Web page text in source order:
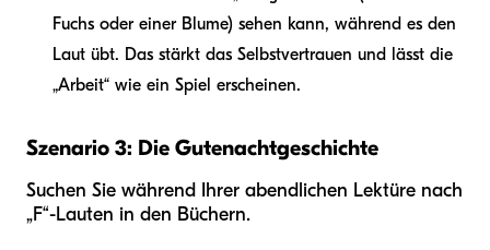
Fuchs oder einer Blume) sehen kann, während es den
Laut übt. Das stärkt das Selbstvertrauen und lässt die
„Arbeit“ wie ein Spiel erscheinen.
Szenario 3: Die Gutenachtgeschichte
Suchen Sie während Ihrer abendlichen Lektüre nach
„F“-Lauten in den Büchern.